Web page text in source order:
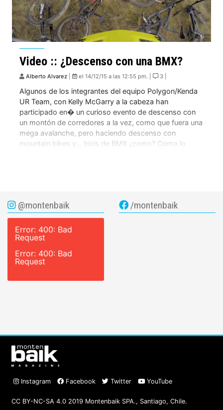
Video :: ¿Descenso con una BMX?
Alberto Alvarez el 14/12/15 a las 12:55 pm. | 3 |
Algunos de los integrantes del equipo Polygon/Kenda
UR Team, con Kelly McGarry a la cabeza han
participado en� un curioso evento de descenso con
un montón de corredores a la vez, como que fuera una
mega avalanche, pero haciendo descenso con
mountain bikes y… bicis de BMX ¿como? Como lo
@montenbaik
Error: 400: Bad
Request
Error: 400: Bad
Request
/montenbaik
Instagram Facebook Twitter YouTube
CC BY-NC-SA 4.0 2019 Montenbaik SPA., Santiago, Chile.